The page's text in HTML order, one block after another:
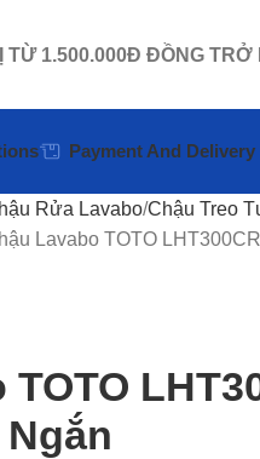
TỪ 1.500.000Đ ĐỒNG TRỞ
Payment And Delivery
Rửa Lavabo Chậu Treo
Lavabo TOTO